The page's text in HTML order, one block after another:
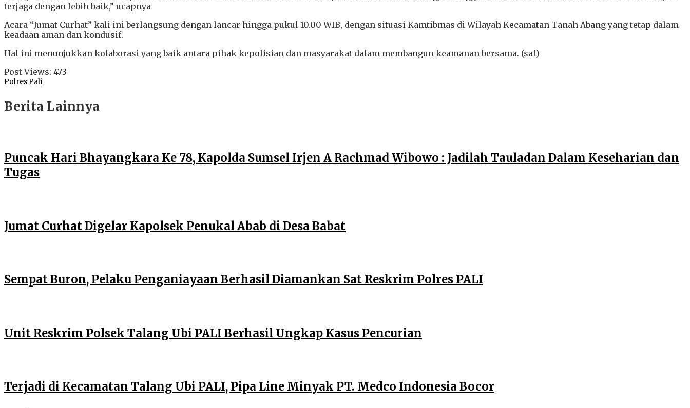
terjaga dengan lebih baik,” ucapnya
Acara “Jumat Curhat” kali ini berlangsung dengan lancar hingga pukul 10.00 WIB, dengan situasi Kamtibmas di Wilayah Kecamatan Tanah Abang yang tetap dalam
keadaan aman dan kondusif.
Hal ini menunjukkan kolaborasi yang baik antara pihak kepolisian dan masyarakat dalam membangun keamanan bersama. (saf)
Post Views: 473
Polres Pali
Berita Lainnya
Puncak Hari Bhayangkara Ke 78, Kapolda Sumsel Irjen A Rachmad Wibowo : Jadilah Tauladan Dalam Keseharian dan
Tugas
Jumat Curhat Digelar Kapolsek Penukal Abab di Desa Babat
Sempat Buron, Pelaku Penganiayaan Berhasil Diamankan Sat Reskrim Polres PALI
Unit Reskrim Polsek Talang Ubi PALI Berhasil Ungkap Kasus Pencurian
Terjadi di Kecamatan Talang Ubi PALI, Pipa Line Minyak PT. Medco Indonesia Bocor